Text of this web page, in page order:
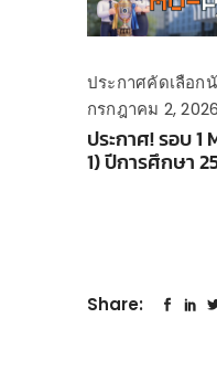
ประกาศคัดเลือก
กรกฎาคม 2, 2026
ประกาศ! รอบ 1
1) ปีการศึกษา
Share: